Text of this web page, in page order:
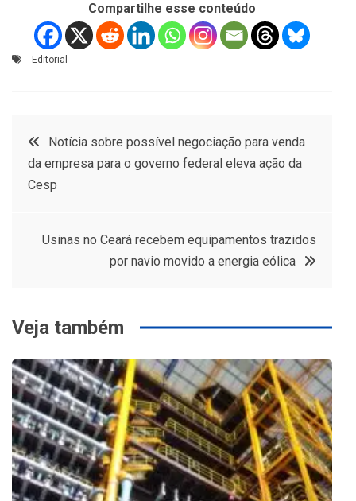
Compartilhe esse conteúdo
Editorial
Navegação
de
Notícia sobre possível negociação para venda
da empresa para o governo federal eleva ação da
Cesp
Usinas no Ceará recebem equipamentos trazidos
por navio movido a energia eólica
Veja também